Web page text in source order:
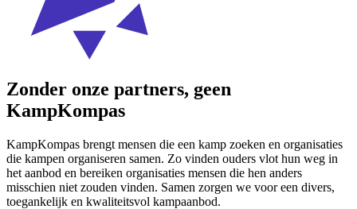
Zonder onze partners, geen
KampKompas
KampKompas brengt mensen die een kamp zoeken en organisaties
die kampen organiseren samen. Zo vinden ouders vlot hun weg in
het aanbod en bereiken organisaties mensen die hen anders
misschien niet zouden vinden. Samen zorgen we voor een divers,
toegankelijk en kwaliteitsvol kampaanbod.